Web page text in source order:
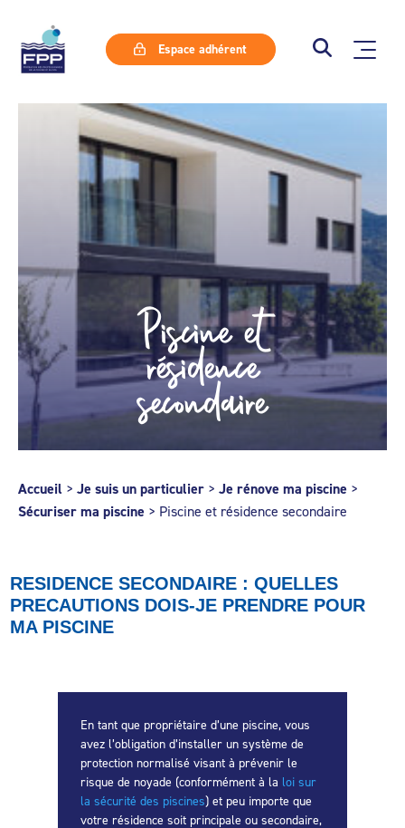
Espace adhérent
Piscine et
résidence
secondaire
Accueil > Je suis un particulier > Je rénove ma piscine >
Sécuriser ma piscine > Piscine et résidence secondaire
RESIDENCE SECONDAIRE : QUELLES
PRECAUTIONS DOIS-JE PRENDRE POUR
MA PISCINE
En tant que propriétaire d’une piscine, vous
avez l’obligation d’installer un système de
protection normalisé visant à prévenir le
risque de noyade (conformément à la loi sur
la sécurité des piscines) et peu importe que
votre résidence soit principale ou secondaire,